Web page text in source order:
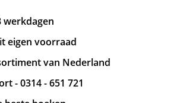
werkdagen
eigen voorraad
van Nederland
- 0314 - 651 721